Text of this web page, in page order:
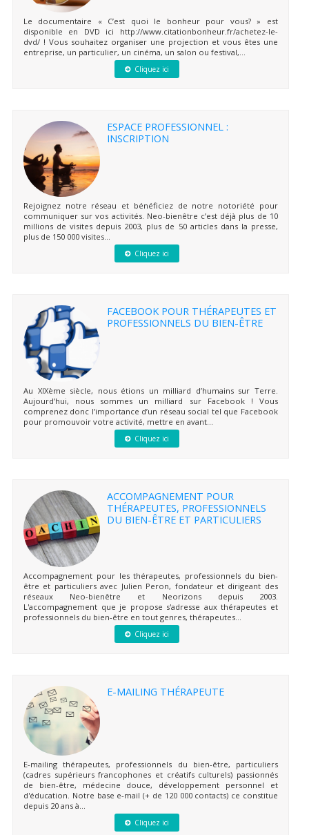
Le documentaire « C’est quoi le bonheur pour vous? » est
disponible en DVD ici http://www.citationbonheur.fr/achetez-le-
dvd/ ! Vous souhaitez organiser une projection et vous êtes une
entreprise, un particulier, un cinéma, un salon ou festival,...
Cliquez ici
ESPACE PROFESSIONNEL :
INSCRIPTION
Rejoignez notre réseau et bénéficiez de notre notoriété pour
communiquer sur vos activités. Neo-bienêtre c’est déjà plus de 10
millions de visites depuis 2003, plus de 50 articles dans la presse,
plus de 150 000 visites...
Cliquez ici
FACEBOOK POUR THÉRAPEUTES ET
PROFESSIONNELS DU BIEN-ÊTRE
Au XIXème siècle, nous étions un milliard d’humains sur Terre.
Aujourd’hui, nous sommes un milliard sur Facebook ! Vous
comprenez donc l’importance d’un réseau social tel que Facebook
pour promouvoir votre activité, mettre en avant...
Cliquez ici
ACCOMPAGNEMENT POUR
THÉRAPEUTES, PROFESSIONNELS
DU BIEN-ÊTRE ET PARTICULIERS
Accompagnement pour les thérapeutes, professionnels du bien-
être et particuliers avec Julien Peron, fondateur et dirigeant des
réseaux Neo-bienêtre et Neorizons depuis 2003.
L'accompagnement que je propose s'adresse aux thérapeutes et
professionnels du bien-être en tout genres, thérapeutes...
Cliquez ici
E-MAILING THÉRAPEUTE
E-mailing thérapeutes, professionnels du bien-être, particuliers
(cadres supérieurs francophones et créatifs culturels) passionnés
de bien-être, médecine douce, développement personnel et
d'éducation. Notre base e-mail (+ de 120 000 contacts) ce constitue
depuis 20 ans à...
Cliquez ici